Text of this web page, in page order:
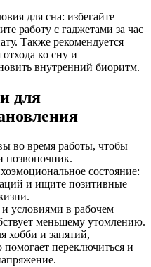
для сна: избегайте
работу с гаджетами за час
Также рекомендуется
ко сну и
внутренний биоритм.
для
во время работы, чтобы
позвоночник.
состояние:
и ищите позитивные
и условиями в рабочем
меньшему утомлению.
хобби и занятий,
переключиться и